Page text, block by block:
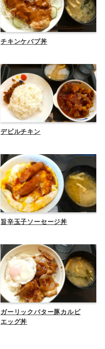
チキンケバブ丼
デビルチキン
旨辛玉子ソーセージ丼
ガーリックバター豚カルビ
エッグ丼